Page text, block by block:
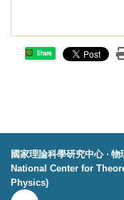
Share
國家理論科學研究中心 ‧ 物
National Center for
Physics)